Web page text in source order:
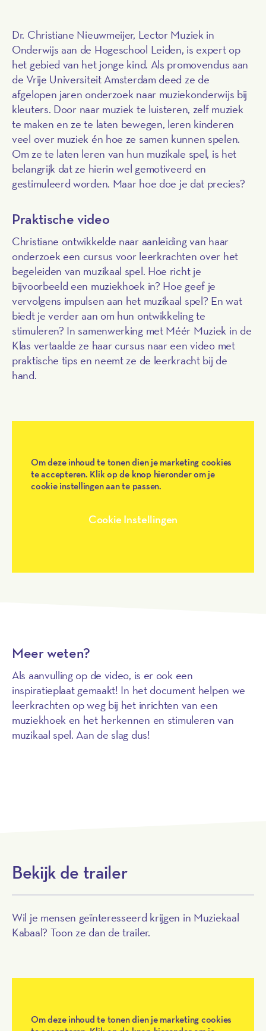
Dr. Christiane Nieuwmeijer, Lector Muziek in
Onderwijs aan de Hogeschool Leiden, is expert op
het gebied van het jonge kind. Als promovendus aan
de Vrije Universiteit Amsterdam deed ze de
afgelopen jaren onderzoek naar muziekonderwijs bij
kleuters. Door naar muziek te luisteren, zelf muziek
te maken en ze te laten bewegen, leren kinderen
veel over muziek én hoe ze samen kunnen spelen.
Om ze te laten leren van hun muzikale spel, is het
belangrijk dat ze hierin wel gemotiveerd en
gestimuleerd worden. Maar hoe doe je dat precies?
Praktische video
Christiane ontwikkelde naar aanleiding van haar
onderzoek een cursus voor leerkrachten over het
begeleiden van muzikaal spel. Hoe richt je
bijvoorbeeld een muziekhoek in? Hoe geef je
vervolgens impulsen aan het muzikaal spel? En wat
biedt je verder aan om hun ontwikkeling te
stimuleren? In samenwerking met Méér Muziek in de
Klas vertaalde ze haar cursus naar een video met
praktische tips en neemt ze de leerkracht bij de
hand.
Om deze inhoud te tonen dien je marketing cookies
te accepteren. Klik op de knop hieronder om je
cookie instellingen aan te passen.
Cookie Instellingen
Meer weten?
Als aanvulling op de video, is er ook een
inspiratieplaat gemaakt! In het document helpen we
leerkrachten op weg bij het inrichten van een
muziekhoek en het herkennen en stimuleren van
muzikaal spel. Aan de slag dus!
Bekijk de trailer
Wil je mensen geïnteresseerd krijgen in Muziekaal
Kabaal? Toon ze dan de trailer.
Om deze inhoud te tonen dien je marketing cookies